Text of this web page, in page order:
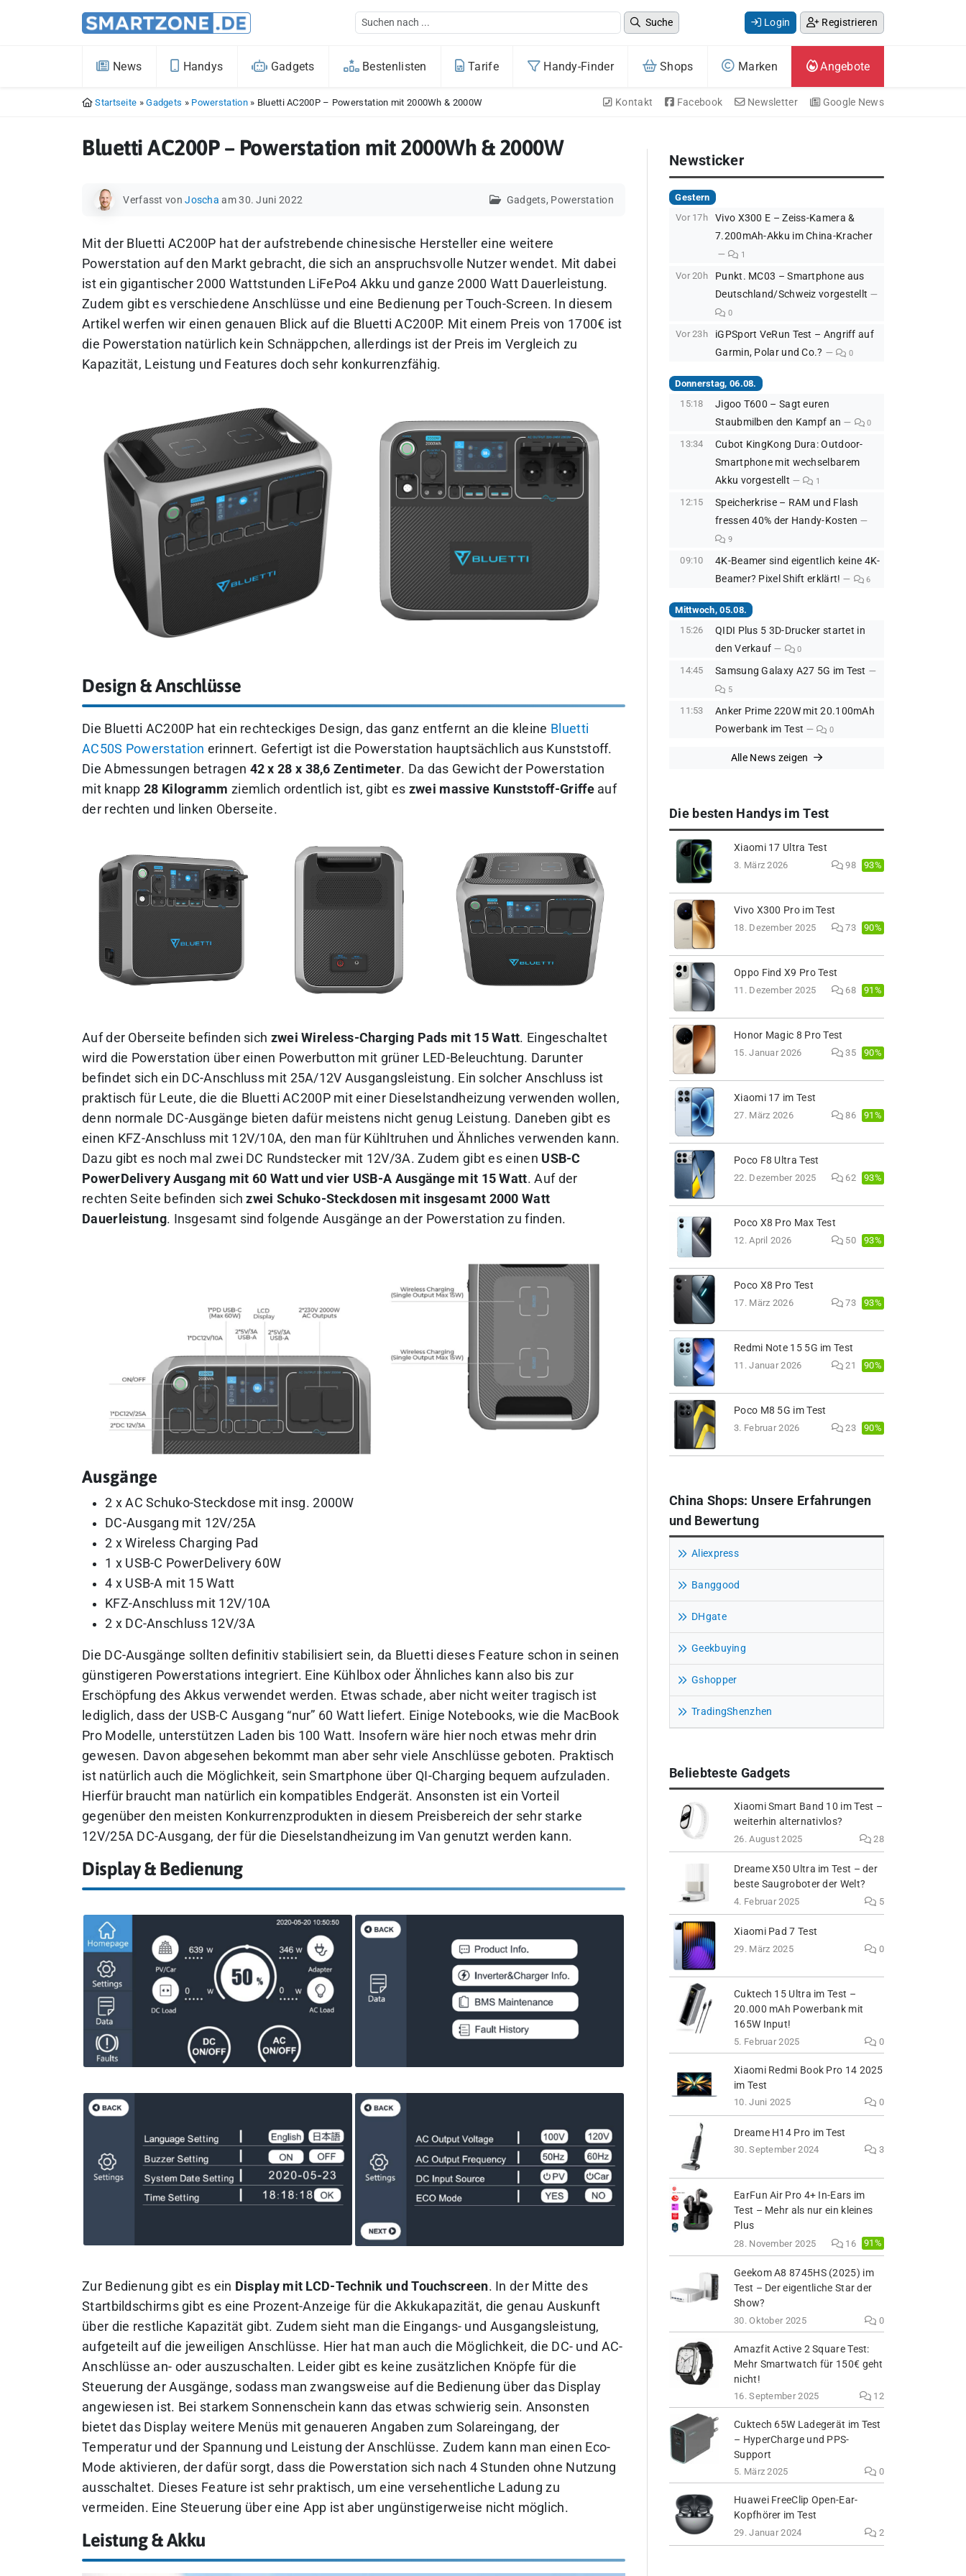
Suche Login Registrieren
News Handys Gadgets Bestenlisten Tarife Handy-Finder Shops Marken Angebote
Startseite »Gadgets » Powerstation» Bluetti AC200P – Powerstation mit 2000Wh & 2000W Kontakt Facebook Newsletter Google News
Bluetti AC200P – Powerstation mit 2000Wh & 2000W
Verfasst von Joscha am 30. Juni 2022 Gadgets, Powerstation
Mit der Bluetti AC200P hat der aufstrebende chinesische Hersteller eine weitere
Powerstation auf den Markt gebracht, die sich an anspruchsvolle Nutzer wendet. Mit dabei
ist ein gigantischer 2000 Wattstunden LiFePo4 Akku und ganze 2000 Watt Dauerleistung.
Zudem gibt es verschiedene Anschlüsse und eine Bedienung per Touch-Screen. In diesem
Artikel werfen wir einen genauen Blick auf die Bluetti AC200P. Mit einem Preis von 1700€ ist
die Powerstation natürlich kein Schnäppchen, allerdings ist der Preis im Vergleich zu
Kapazität, Leistung und Features doch sehr konkurrenzfähig.
Design & Anschlüsse
Die Bluetti AC200P hat ein rechteckiges Design, das ganz entfernt an die kleine Bluetti
AC50S Powerstation erinnert. Gefertigt ist die Powerstation hauptsächlich aus Kunststoff.
Die Abmessungen betragen 42 x 28 x 38,6 Zentimeter. Da das Gewicht der Powerstation
mit knapp 28 Kilogramm ziemlich ordentlich ist, gibt es zwei massive Kunststoff-Griffeauf
der rechten und linken Oberseite.
Auf der Oberseite befinden sich zwei Wireless-Charging Pads mit 15 Watt. Eingeschaltet
wird die Powerstation über einen Powerbutton mit grüner LED-Beleuchtung. Darunter
befindet sich ein DC-Anschluss mit 25A/12V Ausgangsleistung. Ein solcher Anschluss ist
praktisch für Leute, die die Bluetti AC200P mit einer Dieselstandheizung verwenden wollen,
denn normale DC-Ausgänge bieten dafür meistens nicht genug Leistung. Daneben gibt es
einen KFZ-Anschluss mit 12V/10A, den man für Kühltruhen und Ähnliches verwenden kann.
Dazu gibt es noch mal zwei DC Rundstecker mit 12V/3A. Zudem gibt es einen USB-C
PowerDelivery Ausgang mit 60 Watt und vier USB-A Ausgänge mit 15 Watt. Auf der
rechten Seite befinden sichzwei Schuko-Steckdosen mit insgesamt 2000 Watt
Dauerleistung. Insgesamt sind folgende Ausgänge an der Powerstation zu finden.
Ausgänge
2 x AC Schuko-Steckdose mit insg. 2000W
DC-Ausgang mit 12V/25A
2 x Wireless Charging Pad
1 x USB-C PowerDelivery 60W
4 x USB-A mit 15 Watt
KFZ-Anschluss mit 12V/10A
2 x DC-Anschluss 12V/3A
Die DC-Ausgänge sollten definitiv stabilisiert sein, da Bluetti dieses Feature schon in seinen
günstigeren Powerstations integriert. Eine Kühlbox oder Ähnliches kann also bis zur
Erschöpfung des Akkus verwendet werden. Etwas schade, aber nicht weiter tragisch ist
lediglich, dass der USB-C Ausgang “nur” 60 Watt liefert. Einige Notebooks, wie die MacBook
Pro Modelle, unterstützen Laden bis 100 Watt. Insofern wäre hier noch etwas mehr drin
gewesen. Davon abgesehen bekommt man aber sehr viele Anschlüsse geboten. Praktisch
ist natürlich auch die Möglichkeit, sein Smartphone über QI-Charging bequem aufzuladen.
Hierfür braucht man natürlich ein kompatibles Endgerät. Ansonsten ist ein Vorteil
gegenüber den meisten Konkurrenzprodukten in diesem Preisbereich der sehr starke
12V/25A DC-Ausgang, der für die Dieselstandheizung im Van genutzt werden kann.
Display & Bedienung
Zur Bedienung gibt es ein Display mit LCD-Technik und Touchscreen. In der Mitte des
Startbildschirms gibt es eine Prozent-Anzeige für die Akkukapazität, die genau Auskunft
über die restliche Kapazität gibt. Zudem sieht man die Eingangs- und Ausgangsleistung,
aufgeteilt auf die jeweiligen Anschlüsse. Hier hat man auch die Möglichkeit, die DC- und AC-
Anschlüsse an- oder auszuschalten. Leider gibt es keine zusätzlichen Knöpfe für die
Steuerung der Ausgänge, sodass man zwangsweise auf die Bedienung über das Display
angewiesen ist. Bei starkem Sonnenschein kann das etwas schwierig sein. Ansonsten
bietet das Display weitere Menüs mit genaueren Angaben zum Solareingang, der
Temperatur und der Spannung und Leistung der Anschlüsse. Zudem kann man einen Eco-
Mode aktivieren, der dafür sorgt, dass die Powerstation sich nach 4 Stunden ohne Nutzung
ausschaltet. Dieses Feature ist sehr praktisch, um eine versehentliche Ladung zu
vermeiden. Eine Steuerung über eine App ist aber ungünstigerweise nicht möglich.
Leistung & Akku
Newsticker
Gestern
Vor 17h
Vivo X300 E – Zeiss-Kamera &
7.200mAh-Akku im China-Kracher
1
Vor 20h
Punkt. MC03 – Smartphone aus
Deutschland/Schweiz vorgestellt
0
Vor 23h
iGPSport VeRun Test – Angriff auf
Garmin, Polar und Co.?
0
Donnerstag, 06.08.
15:18
Jigoo T600 – Sagt euren
Staubmilben den Kampf an
0
13:34
Cubot KingKong Dura: Outdoor-
Smartphone mit wechselbarem
Akku vorgestellt
1
12:15
Speicherkrise – RAM und Flash
fressen 40% der Handy-Kosten
9
09:10
4K-Beamer sind eigentlich keine 4K-
Beamer? Pixel Shift erklärt!
6
Mittwoch, 05.08.
15:26
QIDI Plus 5 3D-Drucker startet in
den Verkauf
0
14:45 Samsung Galaxy A27 5G im Test
5
11:53
Anker Prime 220W mit 20.100mAh
Powerbank im Test
0
Alle News zeigen
Die besten Handys im Test
Xiaomi 17 Ultra Test
3. März 2026 98 93%
Vivo X300 Pro im Test
18. Dezember 2025 73 90%
Oppo Find X9 Pro Test
11. Dezember 2025 68 91%
Honor Magic 8 Pro Test
15. Januar 2026 35 90%
Xiaomi 17 im Test
27. März 2026 86 91%
Poco F8 Ultra Test
22. Dezember 2025 62 93%
Poco X8 Pro Max Test
12. April 2026 50 93%
Poco X8 Pro Test
17. März 2026 73 93%
Redmi Note 15 5G im Test
11. Januar 2026 21 90%
Poco M8 5G im Test
3. Februar 2026 23 90%
China Shops: Unsere Erfahrungen
und Bewertung
Aliexpress
Banggood
DHgate
Geekbuying
Gshopper
TradingShenzhen
Beliebteste Gadgets
Xiaomi Smart Band 10 im Test –
weiterhin alternativlos?
26. August 2025 28
Dreame X50 Ultra im Test – der
beste Saugroboter der Welt?
4. Februar 2025 5
Xiaomi Pad 7 Test
29. März 2025 0
Cuktech 15 Ultra im Test –
20.000 mAh Powerbank mit
165W Input!
5. Februar 2025 0
Xiaomi Redmi Book Pro 14 2025
im Test
10. Juni 2025 0
Dreame H14 Pro im Test
30. September 2024 3
EarFun Air Pro 4+ In-Ears im
Test – Mehr als nur ein kleines
Plus
28. November 2025 16 91%
Geekom A8 8745HS (2025) im
Test – Der eigentliche Star der
Show?
30. Oktober 2025 0
Amazfit Active 2 Square Test:
Mehr Smartwatch für 150€ geht
nicht!
16. September 2025 12
Cuktech 65W Ladegerät im Test
– HyperCharge und PPS-
Support
5. März 2025 0
Huawei FreeClip Open-Ear-
Kopfhörer im Test
29. Januar 2024 2